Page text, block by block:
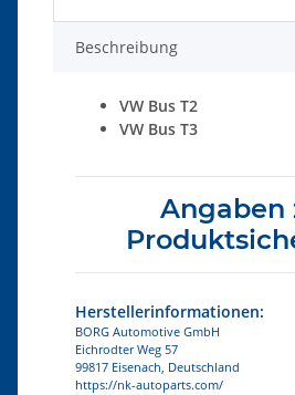
Beschreibung
VW Bus T2
VW Bus T3
Angaben
Herstellerinformationen:
BORG Automotive GmbH
Eichrodter Weg 57
99817 Eisenach, Deutschland
https://nk-autoparts.com/